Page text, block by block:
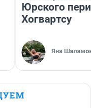
Юрского
Хогвартсу
Яна Шаламова